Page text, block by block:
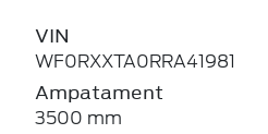
VIN
WF0RXXTA0RRA41981
Ampatament
3500 mm